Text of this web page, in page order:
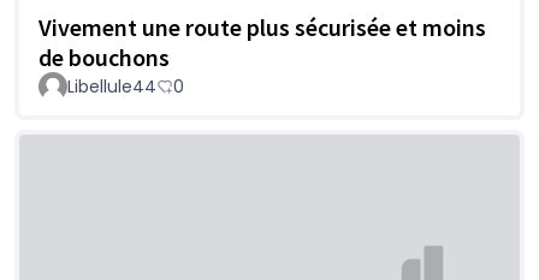
Vivement une route plus sécurisée et moins
de bouchons
Libellule44 0